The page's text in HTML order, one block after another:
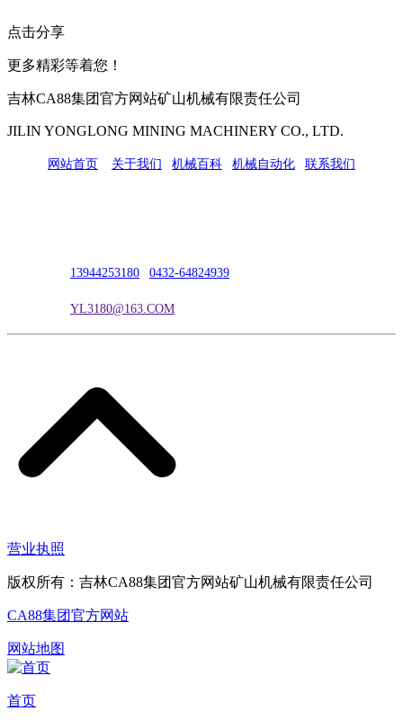
点击分享
更多精彩等着您！
吉林CA88集团官方网站矿山机械有限责任公司
JILIN YONGLONG MINING MACHINERY CO., LTD.
网站首页 关于我们 机械百科 机械自动化 联系我们
13944253180 0432-64824939
YL3180@163.COM
营业执照
版权所有：吉林CA88集团官方网站矿山机械有限责任公司
CA88集团官方网站
网站地图
首页